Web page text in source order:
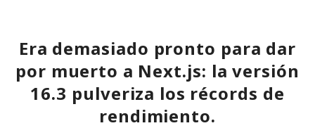
no simplemente en participantes de la competencia de
mercado.
Era demasiado pronto para dar
por muerto a Next.js: la versión
16.3 pulveriza los récords de
rendimiento.